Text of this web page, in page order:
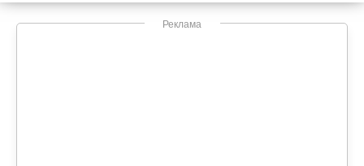
Реклама